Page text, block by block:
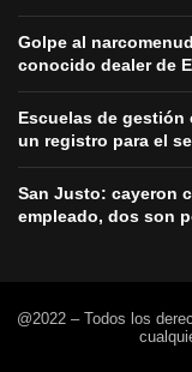
Golpe al
conocido dealer de
Escuelas de gestión
un registro para el
San Justo: cayeron
empleado, dos son
@2022 – Todos los